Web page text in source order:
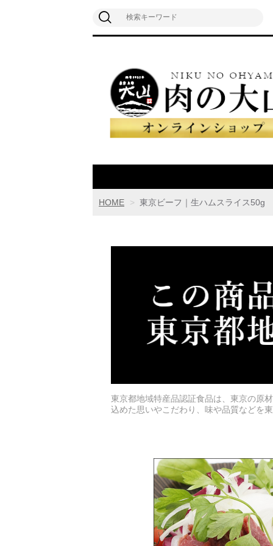
HOME 東京ビーフ｜生ハムスライス50g
東京都地域特産品認証食品は、東京の原
込めた思いやこだわり、味や品質などを